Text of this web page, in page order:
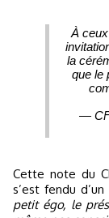
À
la
que le
—
Cette note du CFCM a fait bondir Chems-Eddine Hafiz, qui
s’est fendu
petit égo, le